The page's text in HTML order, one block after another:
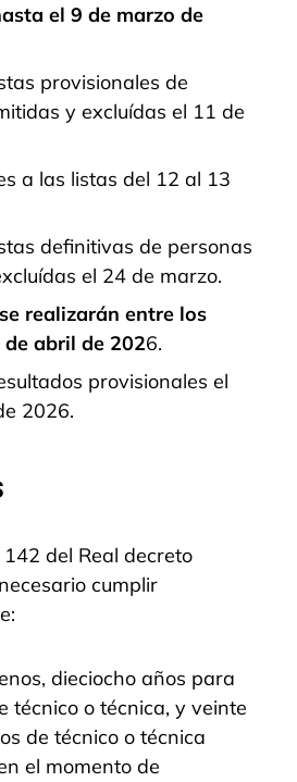
el 9 de marzo de
provisionales de
y excluídas el 11 de
a las listas del 12 al 13
definitivas de personas
el 24 de marzo.
realizarán entre los
abril de 2026.
provisionales el
2026.
del Real decreto
cumplir
dieciocho años para
técnico o técnica, y veinte
de técnico o técnica
el momento de